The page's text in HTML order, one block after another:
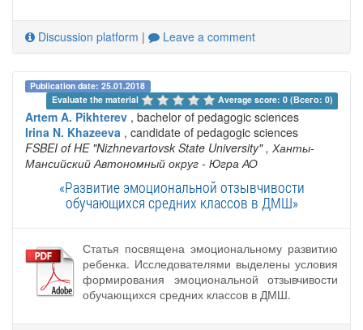
Discussion platform | Leave a comment
Publication date: 25.01.2018
Evaluate the material
Average score: 0 (Всего: 0)
Artem A. Pikhterev , bachelor of pedagogic sciences
Irina N. Khazeeva , candidate of pedagogic sciences
FSBEI of HE "Nizhnevartovsk State University" , Ханты-
Мансийский Автономный округ - Югра АО
«Развитие эмоциональной отзывчивости
обучающихся средних классов в ДМШ»
Статья посвящена эмоциональному развитию
ребенка. Исследователями выделены условия
формирования эмоциональной отзывчивости
обучающихся средних классов в ДМШ.